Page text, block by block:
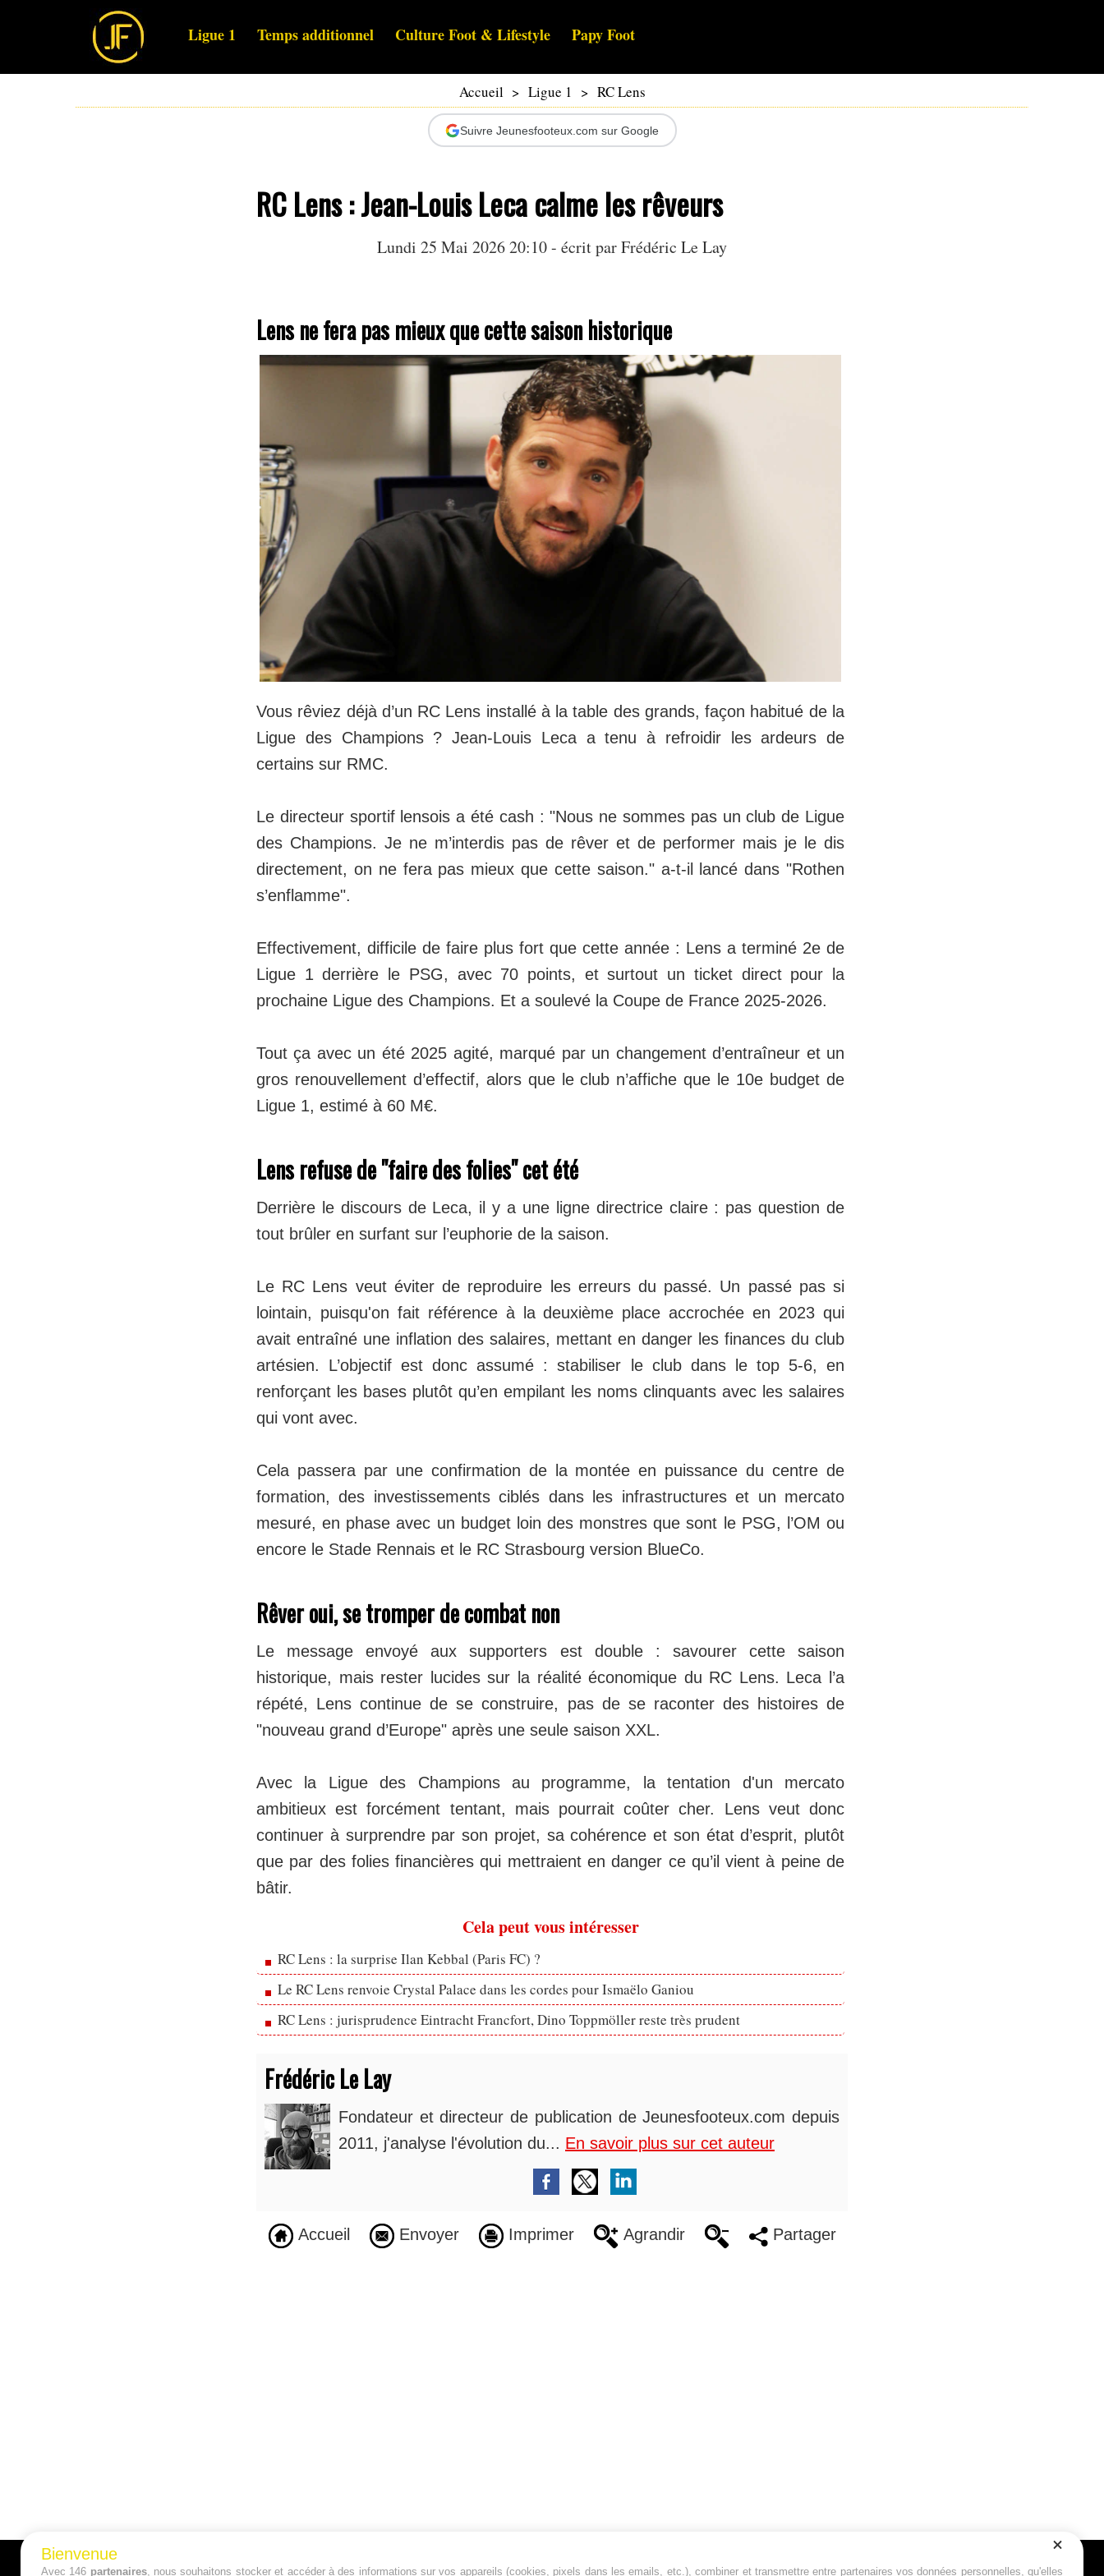
Ligue 1 Temps additionnel Culture Foot & Lifestyle Papy Foot
Accueil > Ligue 1 > RC Lens
Suivre Jeunesfooteux.com sur Google
RC Lens : Jean-Louis Leca calme les rêveurs
Lundi 25 Mai 2026 20:10 - écrit parFrédéric Le Lay
Lens ne fera pas mieux que cette saison historique
Vous rêviez déjà d’un RC Lens installé à la table des grands, façon habitué de la
Ligue des Champions ? Jean-Louis Leca a tenu à refroidir les ardeurs de
certains sur RMC.
Le directeur sportif lensois a été cash : "Nous ne sommes pas un club de Ligue
des Champions. Je ne m’interdis pas de rêver et de performer mais je le dis
directement, on ne fera pas mieux que cette saison." a-t-il lancé dans "Rothen
s’enflamme".
Effectivement, difficile de faire plus fort que cette année : Lens a terminé 2e de
Ligue 1 derrière le PSG, avec 70 points, et surtout un ticket direct pour la
prochaine Ligue des Champions. Et a soulevé la Coupe de France 2025-2026.
Tout ça avec un été 2025 agité, marqué par un changement d’entraîneur et un
gros renouvellement d’effectif, alors que le club n’affiche que le 10e budget de
Ligue 1, estimé à 60 M€.
Lens refuse de "faire des folies" cet été
Derrière le discours de Leca, il y a une ligne directrice claire : pas question de
tout brûler en surfant sur l’euphorie de la saison.
Le RC Lens veut éviter de reproduire les erreurs du passé. Un passé pas si
lointain, puisqu'on fait référence à la deuxième place accrochée en 2023 qui
avait entraîné une inflation des salaires, mettant en danger les finances du club
artésien. L’objectif est donc assumé : stabiliser le club dans le top 5-6, en
renforçant les bases plutôt qu’en empilant les noms clinquants avec les salaires
qui vont avec.
Cela passera par une confirmation de la montée en puissance du centre de
formation, des investissements ciblés dans les infrastructures et un mercato
mesuré, en phase avec un budget loin des monstres que sont le PSG, l’OM ou
encore le Stade Rennais et le RC Strasbourg version BlueCo.
Rêver oui, se tromper de combat non
Le message envoyé aux supporters est double : savourer cette saison
historique, mais rester lucides sur la réalité économique du RC Lens. Leca l’a
répété, Lens continue de se construire, pas de se raconter des histoires de
"nouveau grand d’Europe" après une seule saison XXL.
Avec la Ligue des Champions au programme, la tentation d'un mercato
ambitieux est forcément tentant, mais pourrait coûter cher. Lens veut donc
continuer à surprendre par son projet, sa cohérence et son état d’esprit, plutôt
que par des folies financières qui mettraient en danger ce qu’il vient à peine de
bâtir.
Cela peut vous intéresser
RC Lens : la surprise Ilan Kebbal (Paris FC) ?
Le RC Lens renvoie Crystal Palace dans les cordes pour Ismaëlo Ganiou
RC Lens : jurisprudence Eintracht Francfort, Dino Toppmöller reste très prudent
Frédéric Le Lay
Fondateur et directeur de publication de Jeunesfooteux.com depuis
2011, j'analyse l'évolution du... En savoir plus sur cet auteur
Accueil Envoyer Imprimer Agrandir Partager
Bienvenue
Avec 146 partenaires, nous souhaitons stocker et accéder à des informations sur vos appareils (cookies, pixels dans les emails, etc.), combiner et transmettre entre partenaires vos données personnelles, qu'elles